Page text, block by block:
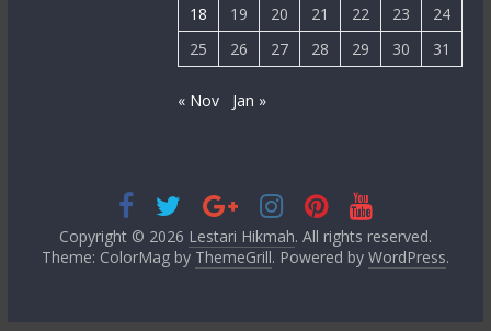
18
19 20 21 22 23
24
25
26 27 28 29 30 31
« Nov Jan »
Copyright © 2026 Lestari Hikmah. All rights reserved.
Theme: ColorMag by ThemeGrill. Powered by WordPress.